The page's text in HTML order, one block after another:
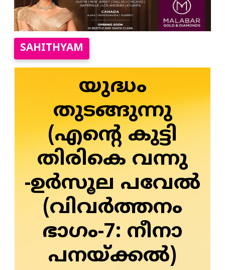
SAHITHYAM
യുദ്ധം
തുടങ്ങുന്നു
(എന്റെ കുട്ടി
തിരികെ വന്നു
-ഉര്‍സൂല പവേല്‍
(വിവര്‍ത്തനം
ഭാഗം-7: നീനാ
പനയ്ക്കല്‍)